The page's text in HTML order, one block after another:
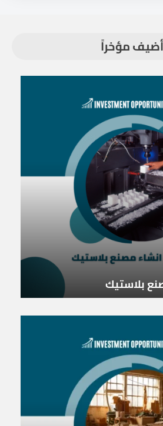
أضيف مؤخراً
بلاستيك